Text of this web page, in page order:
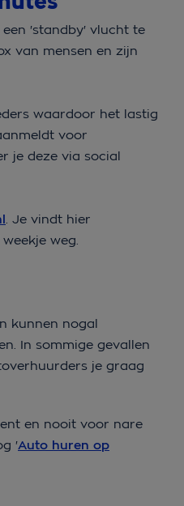
'standby' vlucht te
van mensen en zijn
waardoor het lastig
voor
je deze via social
. Je vindt hier
weg.
kunnen nogal
In sommige gevallen
je graag
en nooit voor nare
'Auto huren op